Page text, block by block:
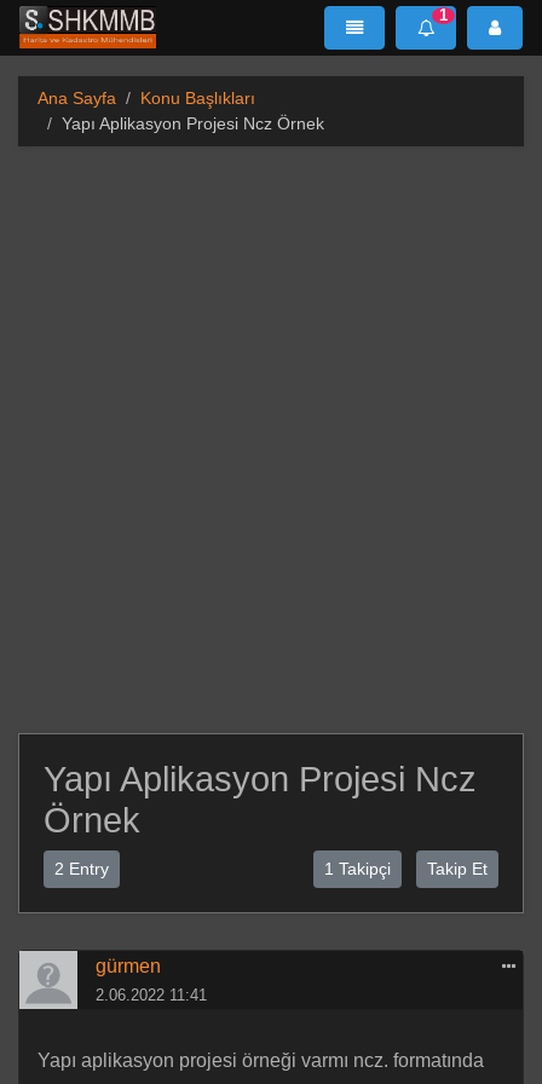
SHKMMB MenÜ Mesaj
1
Ana Sayfa
Konu Başlıkları
Yapı Aplikasyon Projesi Ncz Örnek
Yapı Aplikasyon Projesi Ncz
Örnek
1 Takipçi Takip Et
2 Entry
gürmen
2.06.2022 11:41
Yapı aplikasyon projesi örneği varmı ncz. formatında